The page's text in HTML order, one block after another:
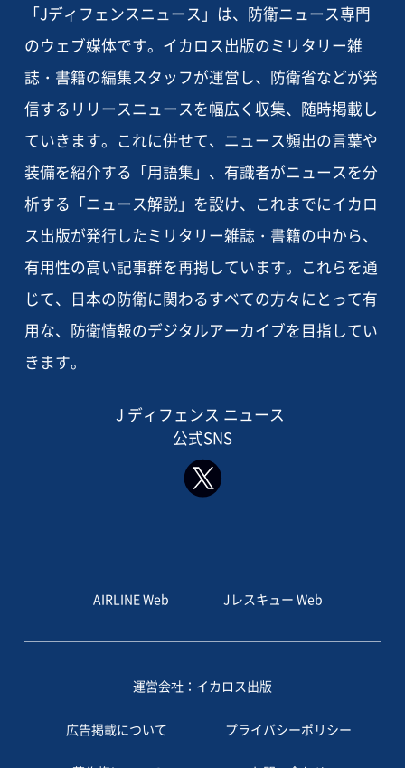
「Jディフェンスニュース」は、防衛ニュース専門
のウェブ媒体です。イカロス出版のミリタリー雑
誌・書籍の編集スタッフが運営し、防衛省などが発
信するリリースニュースを幅広く収集、随時掲載し
ていきます。これに併せて、ニュース頻出の言葉や
装備を紹介する「用語集」、有識者がニュースを分
析する「ニュース解説」を設け、これまでにイカロ
ス出版が発行したミリタリー雑誌・書籍の中から、
有用性の高い記事群を再掲しています。これらを通
じて、日本の防衛に関わるすべての方々にとって有
用な、防衛情報のデジタルアーカイブを目指してい
きます。
J ディフェンス ニュース
公式SNS
AIRLINE Web Jレスキュー Web
運営会社：イカロス出版
広告掲載について プライバシーポリシー